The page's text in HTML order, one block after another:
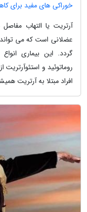
خوراکی های مفید برای
آرتریت یا التهاب
عضلانی است که می
گردد. این بیماری
روماتوئید و
افراد مبتلا به آرتریت